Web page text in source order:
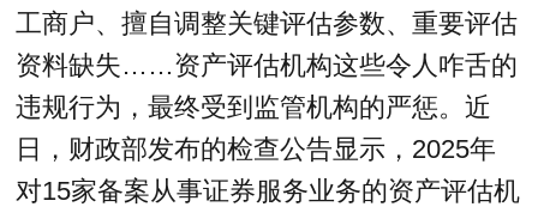
工商户、擅自调整关键评估参数、重要评估
资料缺失……资产评估机构这些令人咋舌的
违规行为，最终受到监管机构的严惩。近
日，财政部发布的检查公告显示，2025年
对15家备案从事证券服务业务的资产评估机